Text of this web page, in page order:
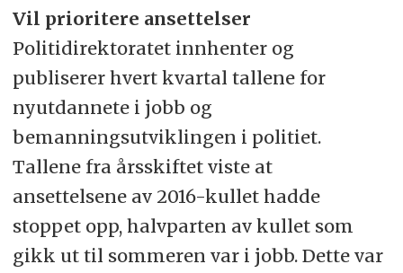
Vil prioritere ansettelser
Politidirektoratet innhenter og
publiserer hvert kvartal tallene for
nyutdannete i jobb og
bemanningsutviklingen i politiet.
Tallene fra årsskiftet viste at
ansettelsene av 2016-kullet hadde
stoppet opp, halvparten av kullet som
gikk ut til sommeren var i jobb. Dette var